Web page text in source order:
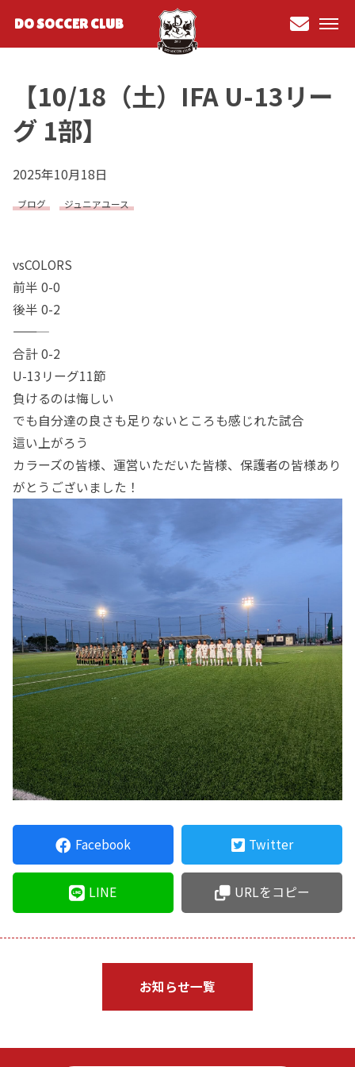
DO SOCCER CLUB
お問
わせ
【10/18（土）IFA U-13リー
グ 1部】
2025年10月18日
ブログ ジュニアユース
vsCOLORS
前半 0-0
後半 0-2
―――――
合計 0-2
U-13リーグ11節
負けるのは悔しい
でも自分達の良さも足りないところも感じれた試合
這い上がろう
カラーズの皆様、運営いただいた皆様、保護者の皆様あり
がとうございました！
Facebook Twitter
LINE URLをコピー
お知らせ一覧